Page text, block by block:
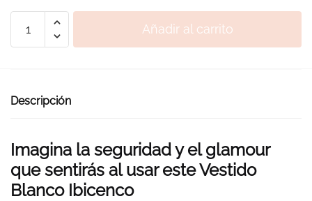
Adlib
Añadir al carrito
Descripción
Imagina la seguridad y el glamour
que sentirás al usar este Vestido
Blanco Ibicenco